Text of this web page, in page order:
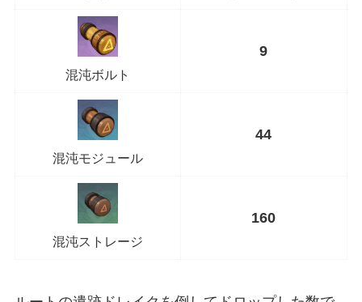
混沌ボルト
9
混沌モジュール
44
混沌ストレージ
160